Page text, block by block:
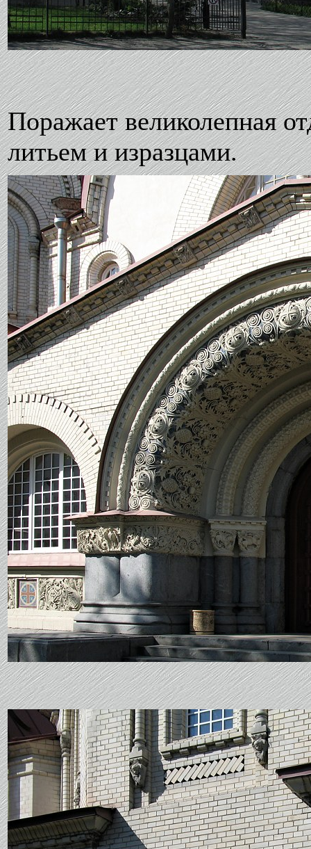
Поражает великолепная
литьем и изразцами.